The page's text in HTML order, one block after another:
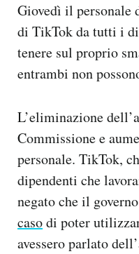
Giovedì il personale
di TikTok da tutti i
tenere sul proprio
entrambi non
L’eliminazione
Commissione e
personale. TikTok,
dipendenti che
negato che il
casodi poter
avessero parlato